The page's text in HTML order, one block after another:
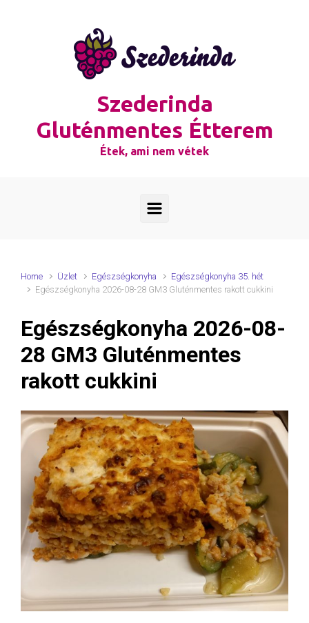
Szederinda
Gluténmentes Étterem
Étek, ami nem vétek
Home Üzlet Egészségkonyha
Egészségkonyha 35. hét
Egészségkonyha 2026-08-28 GM3 Gluténmentes rakott cukkini
Egészségkonyha 2026-08-
28 GM3 Gluténmentes
rakott cukkini